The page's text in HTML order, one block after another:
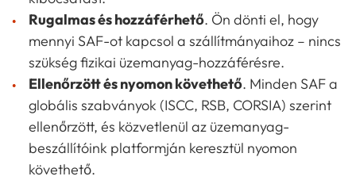
Rugalmas és hozzáférhető. Ön dönti el, hogy
mennyi SAF-ot kapcsol a szállítmányaihoz – nincs
szükség fizikai üzemanyag-hozzáférésre.
Ellenőrzött és nyomon követhető. Minden SAF a
globális szabványok (ISCC, RSB, CORSIA) szerint
ellenőrzött, és közvetlenül az üzemanyag-
beszállítóink platformján keresztül nyomon
követhető.